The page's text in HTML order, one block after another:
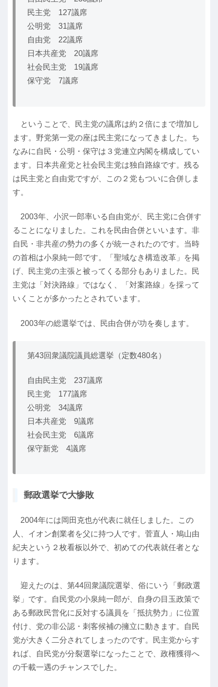
民主党 127議席
公明党 31議席
自由党 22議席
日本共産党 20議席
社会民主党 19議席
保守党 7議席
ということで、民主党の議席は約２倍にまで増加し
ます。野党第一党の座は民主党になってきました。ち
なみに自民・公明・保守は３党連立内閣を構成してい
ます。日本共産党と社会民主党は独自路線です。残る
は民主党と自由党ですが、この２党もついに合併しま
す。
2003年、小沢一郎率いる自由党が、民主党に合併す
ることになりました。これを民由合併といいます。非
自民・非共産の勢力の多くが統一されたのです。当時
の首相は小泉純一郎です。「聖域なき構造改革」を掲
げ、民主党の主張と被ってくる部分もありました。民
主党は「対決路線」ではなく、「対案路線」を採って
いくことが多かったとされています。
2003年の総選挙では、民由合併が功を奏します。
第43回衆議院議員総選挙（定数480名）
自由民主党 237議席
民主党 177議席
公明党 34議席
日本共産党 9議席
社会民主党 6議席
保守新党 4議席
郵政選挙で大惨敗
2004年には岡田克也が代表に就任しました。この
人、イオン創業者を父に持つ人です。菅直人・鳩山由
紀夫という２枚看板以外で、初めての代表就任者とな
ります。
迎えたのは、第44回衆議院選挙、俗にいう「郵政選
挙」です。自民党の小泉純一郎が、自身の目玉政策で
ある郵政民営化に反対する議員を「抵抗勢力」に位置
付け、党の非公認・刺客候補の擁立に動きます。自民
党が大きく二分されてしまったのです。民主党からす
れば、自民党が分裂選挙になったことで、政権獲得へ
の千載一遇のチャンスでした。